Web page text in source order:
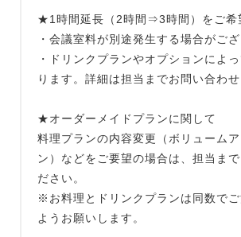
★1時間延長（2時間⇒3時間）をご希
・会議室料が別途発生する場合がござ
・ドリンクプランやオプションによ
ります。詳細は担当までお問い合わせ
★オーダーメイドプランに関して
料理プランの内容変更（ボリューム
ン）などをご要望の場合は、担当まで
ださい。
※お料理とドリンクプランは同数でご
ようお願いします。